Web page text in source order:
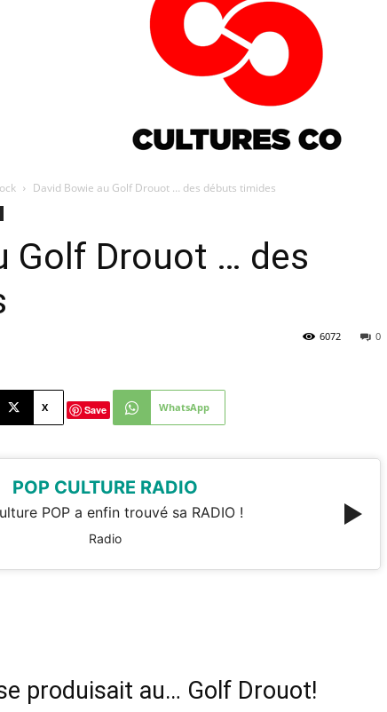
David Bowie au Golf Drouot … des débuts timides
Golf Drouot … des
0
6072
X Save WhatsApp
POP CULTURE RADIO
POP a enfin trouvé sa RADIO !
Radio
produisait au… Golf Drouot!